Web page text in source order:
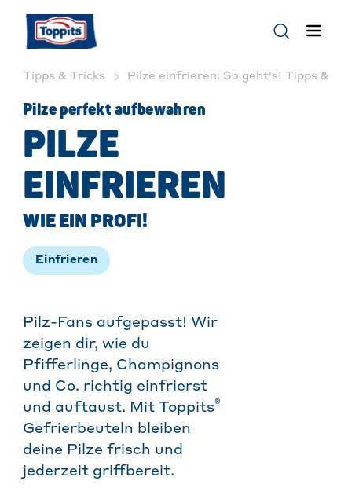
Tipps & Tricks Pilze einfrieren: So geht's! Tipps &
Pilze perfekt aufbewahren
PILZE
EINFRIEREN
WIE EIN PROFI!
Einfrieren
Pilz-Fans aufgepasst! Wir
zeigen dir, wie du
Pfifferlinge, Champignons
und Co. richtig einfrierst
und auftaust. Mit Toppits®
Gefrierbeuteln bleiben
deine Pilze frisch und
jederzeit griffbereit.